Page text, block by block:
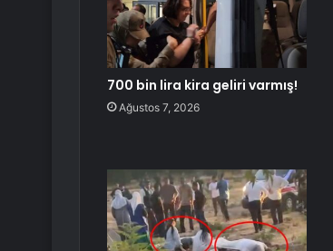
700 bin lira kira geliri varmış!
Ağustos 7, 2026